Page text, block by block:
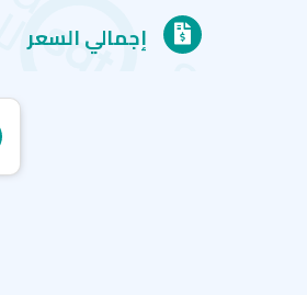
إجمالي السعر